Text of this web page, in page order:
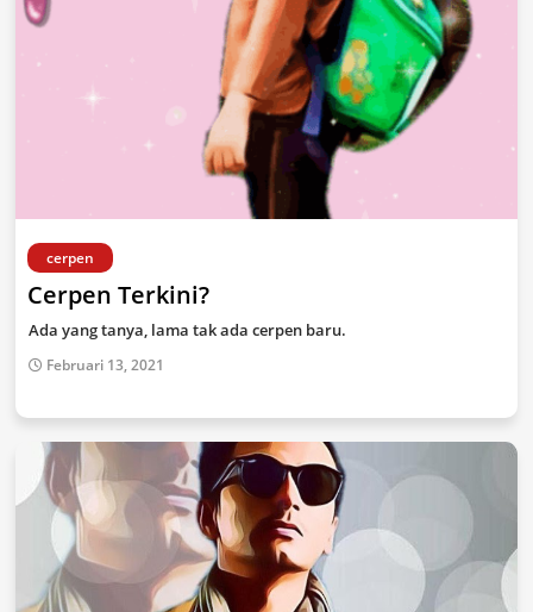
cerpen
Cerpen Terkini?
Ada yang tanya, lama tak ada cerpen baru.
Februari 13, 2021